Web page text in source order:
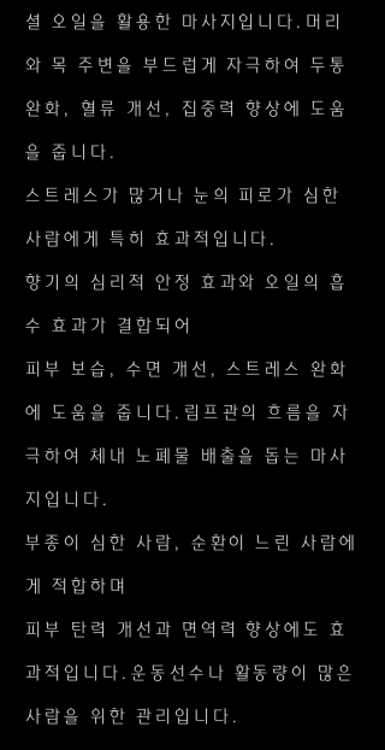
셜 오일을 활용한 마사지입니다.머리
와 목 주변을 부드럽게 자극하여 두통
완화, 혈류 개선, 집중력 향상에 도움
을 줍니다.
스트레스가 많거나 눈의 피로가 심한
사람에게 특히 효과적입니다.
향기의 심리적 안정 효과와 오일의 흡
수 효과가 결합되어
피부 보습, 수면 개선, 스트레스 완화
에 도움을 줍니다.림프관의 흐름을 자
극하여 체내 노폐물 배출을 돕는 마사
지입니다.
부종이 심한 사람, 순환이 느린 사람에
게 적합하며
피부 탄력 개선과 면역력 향상에도 효
과적입니다.운동선수나 활동량이 많은
사람을 위한 관리입니다.